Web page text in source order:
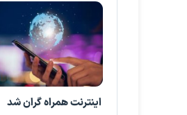
اینترنت همراه گران شد